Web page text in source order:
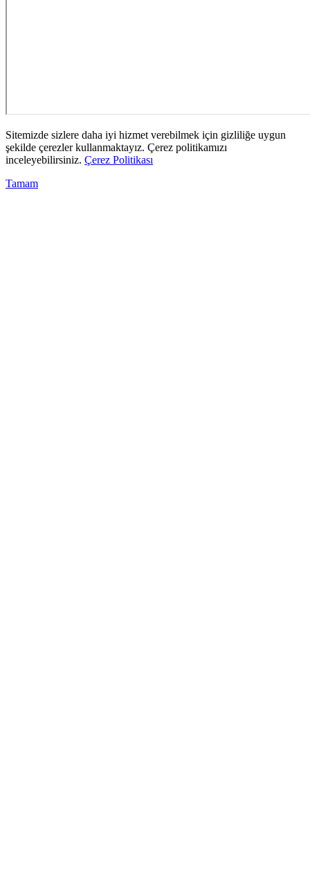
Sitemizde sizlere daha iyi hizmet verebilmek için gizliliğe uygun
şekilde çerezler kullanmaktayız. Çerez politikamızı
inceleyebilirsiniz. Çerez Politikası
Tamam